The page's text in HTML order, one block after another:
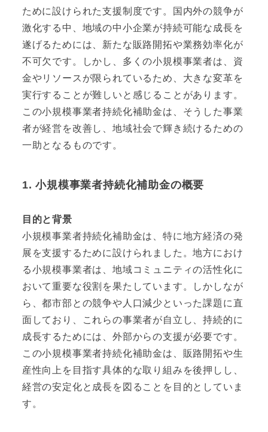
ために設けられた支援制度です。国内外の競争が
激化する中、地域の中小企業が持続可能な成長を
遂げるためには、新たな販路開拓や業務効率化が
不可欠です。しかし、多くの小規模事業者は、資
金やリソースが限られているため、大きな変革を
実行することが難しいと感じることがあります。
この小規模事業者持続化補助金は、そうした事業
者が経営を改善し、地域社会で輝き続けるための
一助となるものです。
1. 小規模事業者持続化補助金の概要
目的と背景
小規模事業者持続化補助金は、特に地方経済の発
展を支援するために設けられました。地方におけ
る小規模事業者は、地域コミュニティの活性化に
おいて重要な役割を果たしています。しかしなが
ら、都市部との競争や人口減少といった課題に直
面しており、これらの事業者が自立し、持続的に
成長するためには、外部からの支援が必要です。
この小規模事業者持続化補助金は、販路開拓や生
産性向上を目指す具体的な取り組みを後押しし、
経営の安定化と成長を図ることを目的としていま
す。